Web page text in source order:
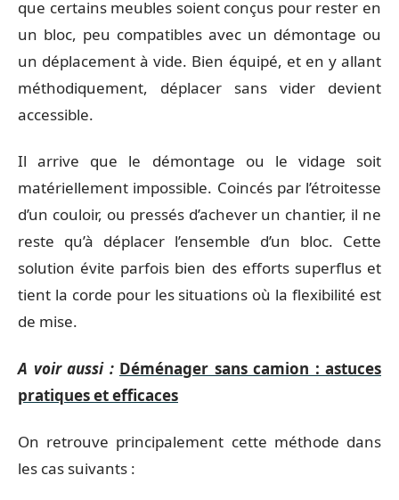
que certains meubles soient conçus pour rester en
un bloc, peu compatibles avec un démontage ou
un déplacement à vide. Bien équipé, et en y allant
méthodiquement, déplacer sans vider devient
accessible.
Il arrive que le démontage ou le vidage soit
matériellement impossible. Coincés par l’étroitesse
d’un couloir, ou pressés d’achever un chantier, il ne
reste qu’à déplacer l’ensemble d’un bloc. Cette
solution évite parfois bien des efforts superflus et
tient la corde pour les situations où la flexibilité est
de mise.
A voir aussi : Déménager sans camion : astuces
pratiques et efficaces
On retrouve principalement cette méthode dans
les cas suivants :